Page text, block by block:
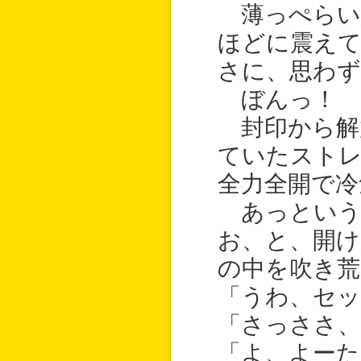
薄っぺらい
ほどに震え
さに、思わ
ぼんっ！
封印から解
ていたスト
全力全開で
あっという
お、と、開
の中を吹き
「うわ、セ
「さっささ
「よ、よー